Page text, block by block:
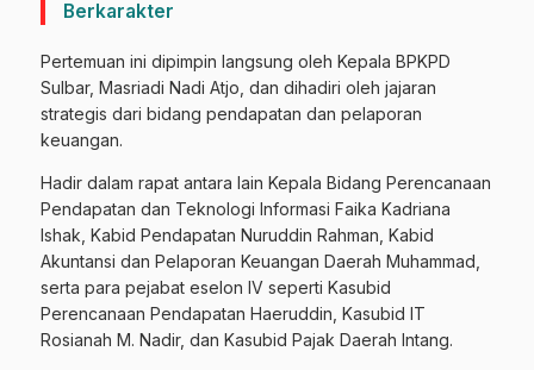
Berkarakter
Pertemuan ini dipimpin langsung oleh Kepala BPKPD
Sulbar, Masriadi Nadi Atjo, dan dihadiri oleh jajaran
strategis dari bidang pendapatan dan pelaporan
keuangan.
Hadir dalam rapat antara lain Kepala Bidang Perencanaan
Pendapatan dan Teknologi Informasi Faika Kadriana
Ishak, Kabid Pendapatan Nuruddin Rahman, Kabid
Akuntansi dan Pelaporan Keuangan Daerah Muhammad,
serta para pejabat eselon IV seperti Kasubid
Perencanaan Pendapatan Haeruddin, Kasubid IT
Rosianah M. Nadir, dan Kasubid Pajak Daerah Intang.